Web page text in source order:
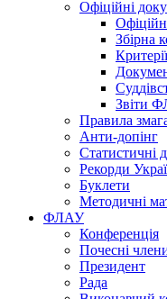
Офіційні
Збірна
Звіти
Правила
Анти-допінг
Статистичні
Рекорди
Буклети
Методичні
ФЛАУ
Конференція
Почесні
Президент
Рада